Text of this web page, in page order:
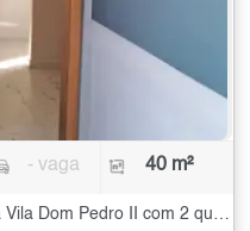
- vaga 40 m²